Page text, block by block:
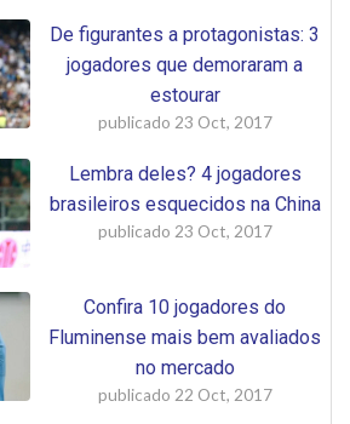
De figurantes a protagonistas: 3
jogadores que demoraram a
estourar
publicado 23 Oct, 2017
Lembra deles? 4 jogadores
brasileiros esquecidos na China
publicado 23 Oct, 2017
Confira 10 jogadores do
Fluminense mais bem avaliados
no mercado
publicado 22 Oct, 2017